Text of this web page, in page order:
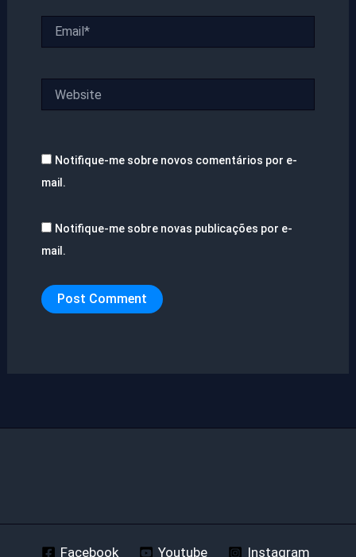
Notifique-me sobre novos comentários por e-
mail.
Notifique-me sobre novas publicações por e-
mail.
Facebook Youtube Instagram